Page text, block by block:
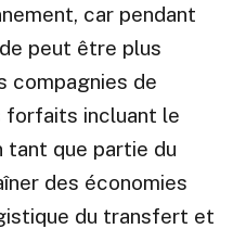
car pendant
peut être plus
compagnies de
forfaits incluant le
tant que partie du
des économies
du transfert et